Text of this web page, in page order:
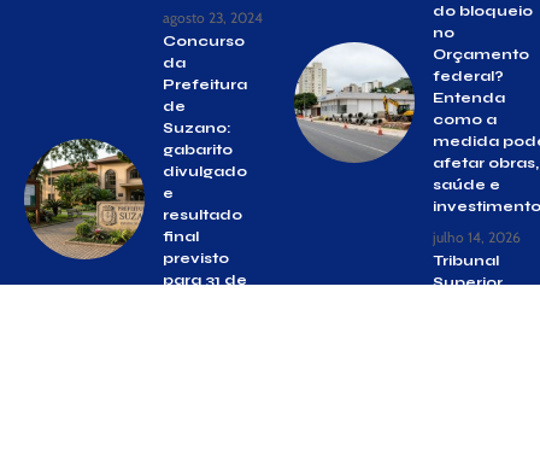
agosto 23, 2024
Concurso
da
Prefeitura
de
Suzano:
gabarito
divulgado
e
resultado
final
previsto
para 31 de
do bloqueio
no
Orçamento
federal?
Entenda
como a
medida
afetar obras,
saúde e
julho 14, 2026
Tribunal
Superior